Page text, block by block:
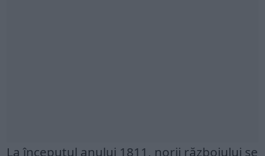
La începutul anului 1811, norii războiului se